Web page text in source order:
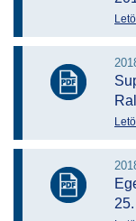
25.